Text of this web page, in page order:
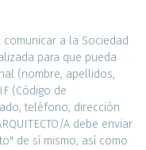
comunicar a la Sociedad
para que pueda
(nombre, apellidos,
(Código de
teléfono, dirección
A debe enviar
de sí mismo, así como